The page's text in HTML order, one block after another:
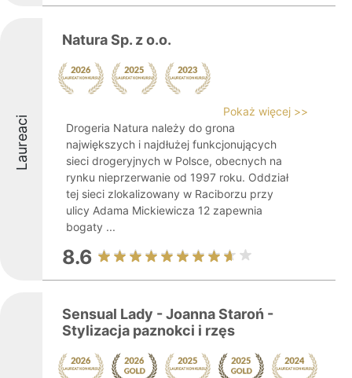
Laureaci
Natura Sp. z o.o.
Pokaż więcej >>
Drogeria Natura należy do grona
największych i najdłużej funkcjonujących
sieci drogeryjnych w Polsce, obecnych na
rynku nieprzerwanie od 1997 roku. Oddział
tej sieci zlokalizowany w Raciborzu przy
ulicy Adama Mickiewicza 12 zapewnia
bogaty ...
8.6
Sensual Lady - Joanna Staroń -
Stylizacja paznokci i rzęs